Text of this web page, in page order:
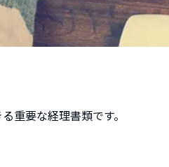
重要な経理書類です。